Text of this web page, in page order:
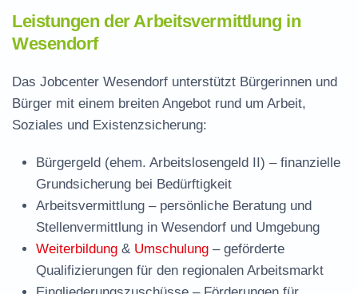
Leistungen der Arbeitsvermittlung in
Wesendorf
Das Jobcenter Wesendorf unterstützt Bürgerinnen und
Bürger mit einem breiten Angebot rund um Arbeit,
Soziales und Existenzsicherung:
Bürgergeld (ehem. Arbeitslosengeld II) – finanzielle
Grundsicherung bei Bedürftigkeit
Arbeitsvermittlung – persönliche Beratung und
Stellenvermittlung in Wesendorf und Umgebung
Weiterbildung & Umschulung – geförderte
Qualifizierungen für den regionalen Arbeitsmarkt